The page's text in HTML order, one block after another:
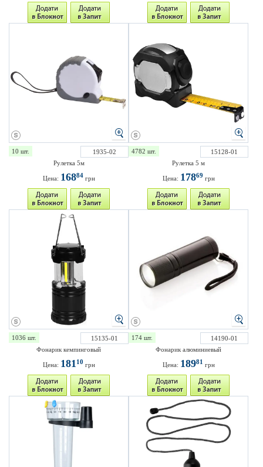
10 шт.
1935-02
Рулетка 5м
Цена: 16884грн
4782 шт.
15128-01
Рулетка 5 м
Цена: 17869 грн
1036 шт.
15135-01
Фонарик кемпинговый
Цена: 18110 грн
174 шт.
14190-01
Фонарик алюминиевый
Цена: 18981 грн